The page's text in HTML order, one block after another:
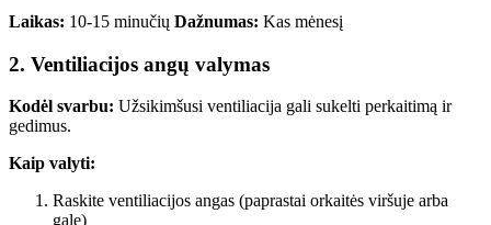
Laikas: 10-15 minučių Dažnumas: Kas mėnesį
2. Ventiliacijos angų valymas
Kodėl svarbu: Užsikimšusi ventiliacija gali sukelti perkaitimą ir
gedimus.
Kaip valyti:
Raskite ventiliacijos angas (paprastai orkaitės viršuje arba
gale)